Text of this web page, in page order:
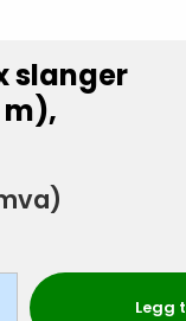
slanger
m),
Legg